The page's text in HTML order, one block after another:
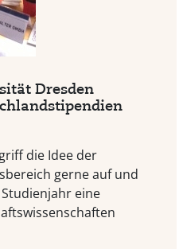
Dresden
die Idee der
gerne auf und
eine